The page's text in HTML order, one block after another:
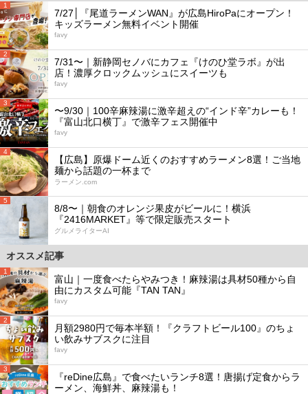
1
7/27│『尾道ラーメンWAN』が広島HiroPaにオープン！
キッズラーメン無料イベント開催
favy
2
7/31〜｜新静岡セノバにカフェ『けのひ堂ラボ』が出
店！濃厚クロックムッシュにスイーツも
favy
3
〜9/30｜100辛麻辣湯に激辛超えの“インド辛”カレーも！
『富山北口横丁』で激辛フェス開催中
favy
4
【広島】原爆ドーム近くのおすすめラーメン8選！ご当地
麺から話題の一杯まで
ラーメン.com
5
8/8〜｜朝食のオレンジ果皮がビールに！横浜
『2416MARKET』等で限定販売スタート
グルメライターAI
オススメ記事
1
富山｜一度食べたらやみつき！麻辣湯は具材50種から自
由にカスタム可能『TAN TAN』
favy
2
月額2980円で毎本半額！『クラフトビール100』のちょ
い飲みサブスクに注目
favy
3
『reDine広島』で食べたいランチ8選！唐揚げ定食からラ
ーメン、海鮮丼、麻辣湯も！